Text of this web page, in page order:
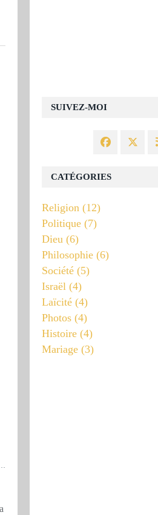
SUIVEZ-MOI
CATÉGORIES
Religion (12)
Politique (7)
Dieu (6)
Philosophie (6)
Société (5)
Israël (4)
Laïcité (4)
Photos (4)
Histoire (4)
Mariage (3)